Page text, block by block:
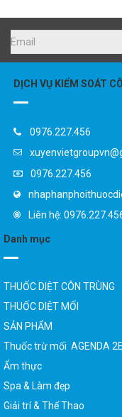
DỊCH VỤ KIỂM SOÁT
0976.227.456
0976.227.456
Liên hệ:
Danh mục
THUỐC DIỆT CÔN TRÙNG
THUỐC DIỆT MỐI
SẢN PHẨM
Thuốc trừ mối AGENDA
Ẩm thực
Spa & Làm đẹp
Giải trí & Thể Thao